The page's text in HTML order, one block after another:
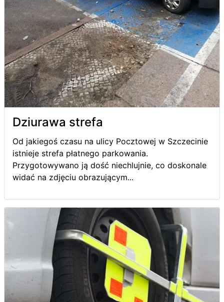
Dziurawa strefa
Od jakiegoś czasu na ulicy Pocztowej w Szczecinie
istnieje strefa płatnego parkowania.
Przygotowywano ją dość niechlujnie, co doskonale
widać na zdjęciu obrazującym...